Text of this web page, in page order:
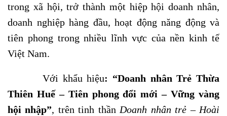
trong xã hội, trở thành một hiệp hội doanh nhân,
doanh nghiệp hàng đầu, hoạt động năng động và
tiên phong trong nhiều lĩnh vực của nền kinh tế
Việt Nam.
Với khẩu hiệu: “Doanh nhân Trẻ Thừa
Thiên Huế – Tiên phong đổi mới – Vững vàng
hội nhập”, trên tinh thần Doanh nhân trẻ – Hoài